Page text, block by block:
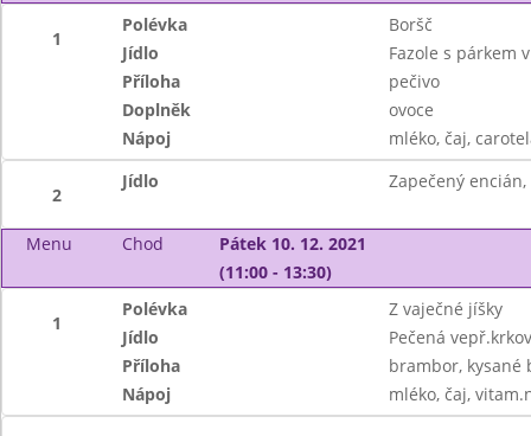
1
Polévka
Boršč
Jídlo
Fazole s párkem
Příloha
pečivo
Doplněk
ovoce
Nápoj
mléko, čaj,
2
Jídlo Zapečený
Menu Chod
Pátek 10. 12. 2021
(11:00 - 13:30)
1
Polévka
Z vaječné jíšky
Jídlo
Pečená
Příloha
brambor, kysané
Nápoj
mléko, čaj,